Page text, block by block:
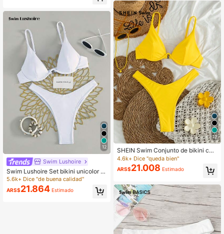
12
Swim Lushoire
Swim Lushoire Set bikini unicolor S
ujetador con aros y bottom de corte
alto Traje de baño de 2 piezas
5.6k+ Dice "de buena calidad"
ARS$21.864 Estimado
12
SHEIN Swim Conjunto de bikini con
aros y corte alto para playa de vera
4.6k+ Dice "queda bien"
ARS$21.008 Estimado